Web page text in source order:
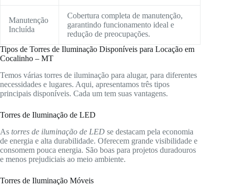
Manutenção
Incluída
Cobertura completa de manutenção,
garantindo funcionamento ideal e
redução de preocupações.
Tipos de Torres de Iluminação Disponíveis para Locação em
Cocalinho – MT
Temos várias torres de iluminação para alugar, para diferentes
necessidades e lugares. Aqui, apresentamos três tipos
principais disponíveis. Cada um tem suas vantagens.
Torres de Iluminação de LED
As torres de iluminação de LED se destacam pela economia
de energia e alta durabilidade. Oferecem grande visibilidade e
consomem pouca energia. São boas para projetos duradouros
e menos prejudiciais ao meio ambiente.
Torres de Iluminação Móveis